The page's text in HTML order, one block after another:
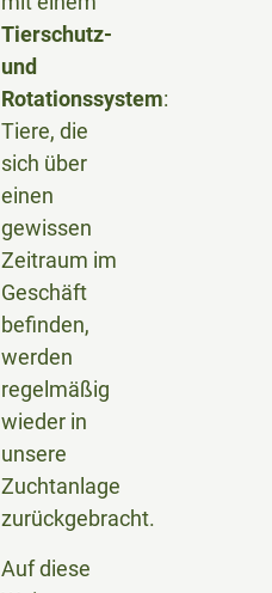
Tierschutz-
und
Rotationssystem:
Tiere, die
sich über
einen
gewissen
Zeitraum im
Geschäft
befinden,
werden
regelmäßig
wieder in
unsere
Zuchtanlage
zurückgebracht.
Auf diese